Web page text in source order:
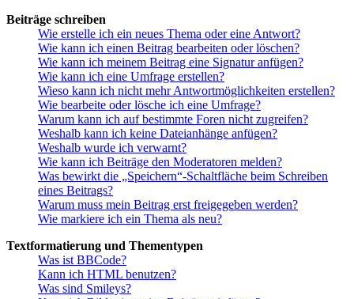
Beiträge schreiben
Wie erstelle ich ein neues Thema oder eine Antwort?
Wie kann ich einen Beitrag bearbeiten oder löschen?
Wie kann ich meinem Beitrag eine Signatur anfügen?
Wie kann ich eine Umfrage erstellen?
Wieso kann ich nicht mehr Antwortmöglichkeiten erstellen?
Wie bearbeite oder lösche ich eine Umfrage?
Warum kann ich auf bestimmte Foren nicht zugreifen?
Weshalb kann ich keine Dateianhänge anfügen?
Weshalb wurde ich verwarnt?
Wie kann ich Beiträge den Moderatoren melden?
Was bewirkt die „Speichern“-Schaltfläche beim Schreiben
eines Beitrags?
Warum muss mein Beitrag erst freigegeben werden?
Wie markiere ich ein Thema als neu?
Textformatierung und Thementypen
Was ist BBCode?
Kann ich HTML benutzen?
Was sind Smileys?